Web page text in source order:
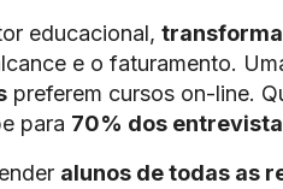
educacional,
e o faturamento.
preferem cursos on-line.
para 70% dos
alunos de todas as